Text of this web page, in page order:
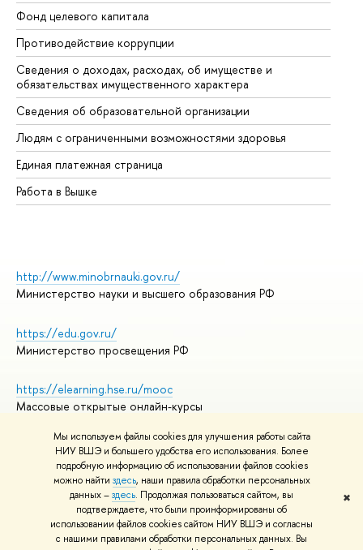
Мы используем файлы cookies для улучшения работы сайта
НИУ ВШЭ и большего удобства его использования. Более
подробную информацию об использовании файлов cookies
можно найти здесь, наши правила обработки персональных
данных –здесь. Продолжая пользоваться сайтом, вы
подтверждаете, что были проинформированы об
использовании файлов cookies сайтом НИУ ВШЭ и согласны
с нашими правилами обработки персональных данных. Вы
✖
Фонд целевого капитала
Противодействие коррупции
Сведения о доходах, расходах, об имуществе и
обязательствах имущественного характера
Сведения об образовательной организации
Людям с ограниченными возможностями здоровья
Единая платежная страница
Работа в Вышке
http://www.minobrnauki.gov.ru/
Министерство науки и высшего образования РФ
https://edu.gov.ru/
Министерство просвещения РФ
https://elearning.hse.ru/mooc
Массовые открытые онлайн-курсы
© НИУ ВШЭ 1993–2026
Адреса и контакты
Условия использования материалов
Политика конфиденциальности
Правила применения рекомендательных технологий в НИУ ВШЭ